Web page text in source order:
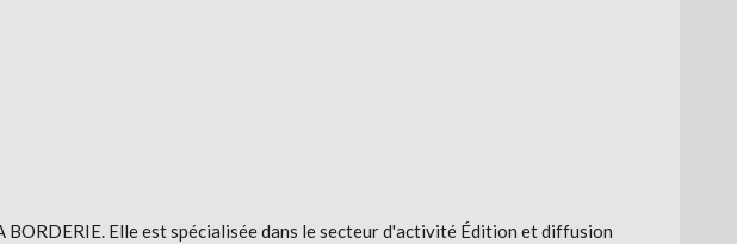
Elle est spécialisée dans le secteur d'activité Édition et diffusion